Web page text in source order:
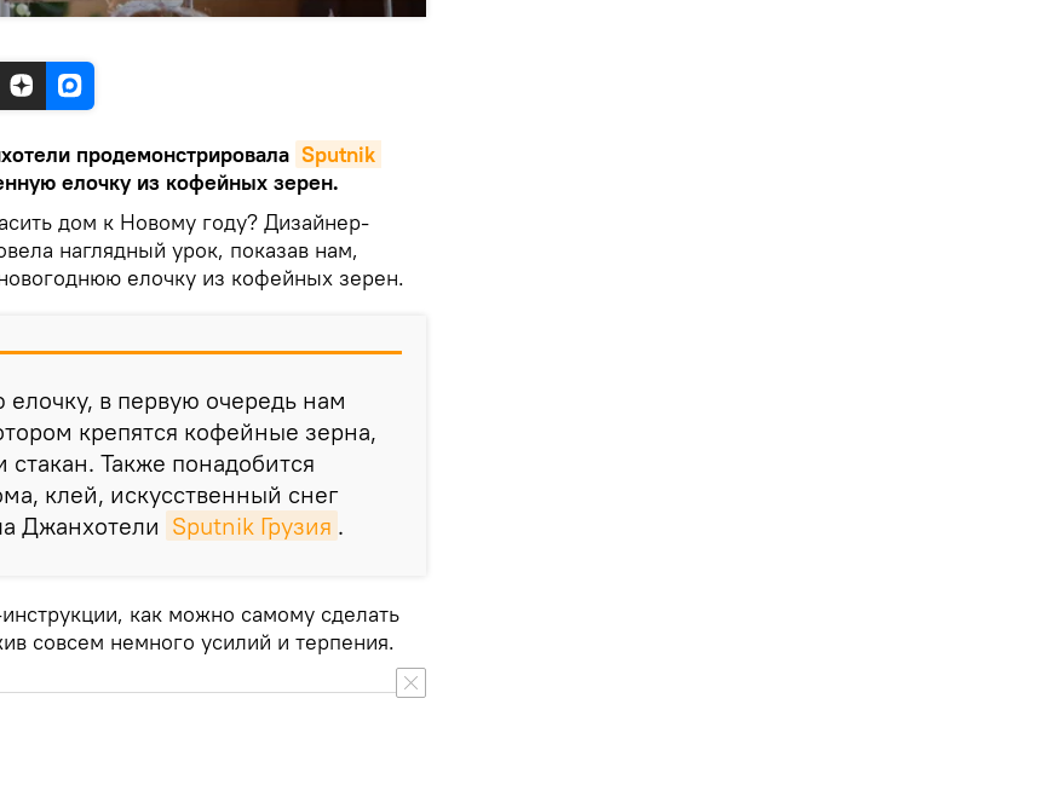
продемонстрировала Sputnik
елочку из кофейных зерен.
дом к Новому году? Дизайнер-
наглядный урок, показав нам,
елочку из кофейных зерен.
елочку, в первую очередь нам
крепятся кофейные зерна,
Также понадобится
клей, искусственный снег
Джанхотели Sputnik Грузия .
как можно самому сделать
совсем немного усилий и терпения.